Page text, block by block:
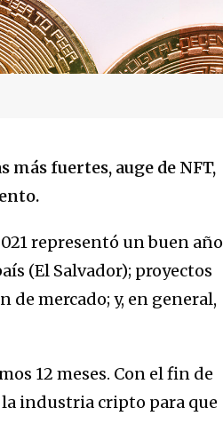
fuertes, auge de NFT,
representó un buen año
(El Salvador); proyectos
mercado; y, en general,
12 meses. Con el fin de
industria cripto para que